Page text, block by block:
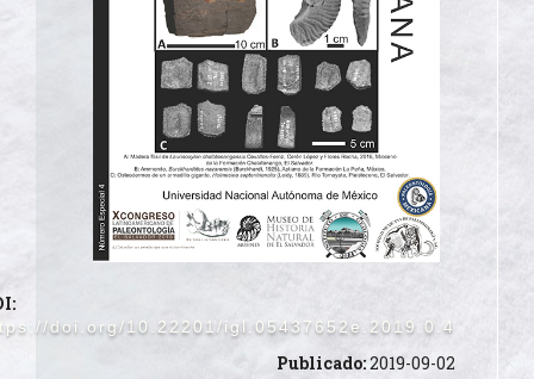
doi.org/10.22201/igl.05437652e.2019.0.4
Publicado:2019-09-02